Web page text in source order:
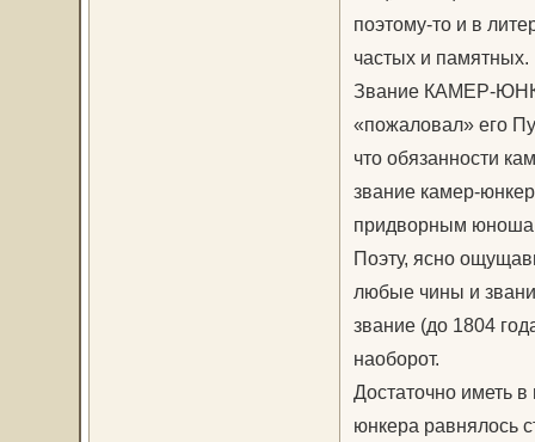
поэтому-то и в
частых и памятных.
Звание КАМЕР-
«пожаловал» его
что обязанности
звание камер-
придворным
Поэту, ясно
любые чины и
звание (до 1804
наоборот.
Достаточно иметь в
юнкера равнялось